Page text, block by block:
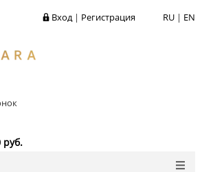
RU | EN
Вход| Регистрация
руб.